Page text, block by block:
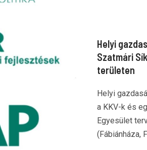
Helyi
Szatmári
területen
Helyi
a KKV-k és
Egyesület
(Fábiánháza,